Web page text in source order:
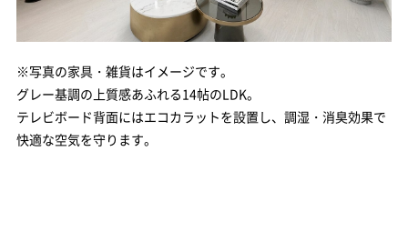
※写真の家具・雑貨はイメージです。
グレー基調の上質感あふれる14帖のLDK。
テレビボード背面にはエコカラットを設置し、調湿・消臭効果で
快適な空気を守ります。